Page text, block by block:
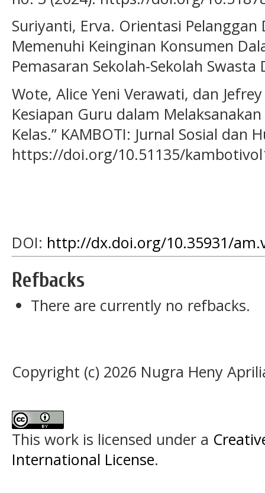
Suriyanti, Erva. Orientasi
Memenuhi Keinginan Konsumen
Pemasaran Sekolah-Sekolah
Wote, Alice Yeni Verawati, dan
Kesiapan Guru dalam
Kelas.” KAMBOTI: Jurnal Sosial dan
https://doi.org/10.51135/
DOI: http://dx.doi.org/10.35931/
Refbacks
There are currently no refbacks.
Copyright (c) 2026 Nugra Heny
This work is licensed under a
International License.